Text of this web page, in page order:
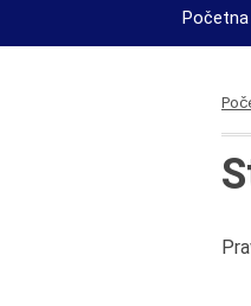
Početna